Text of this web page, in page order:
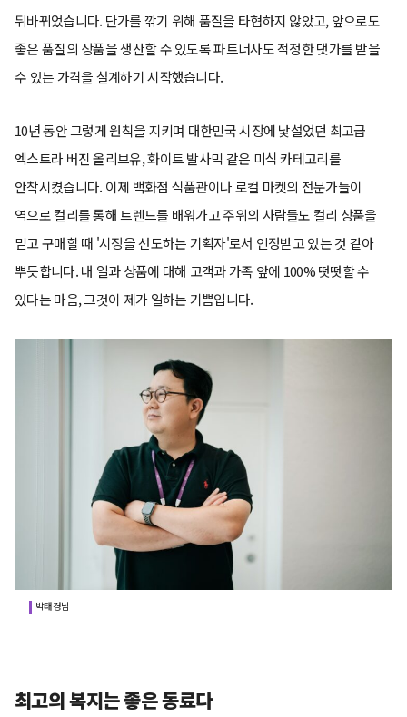
뒤바뀌었습니다. 단가를 깎기 위해 품질을 타협하지 않았고, 앞으로도
좋은 품질의 상품을 생산할 수 있도록 파트너사도 적정한 댓가를 받을
수 있는 가격을 설계하기 시작했습니다.
10년 동안 그렇게 원칙을 지키며 대한민국 시장에 낯설었던 최고급
엑스트라 버진 올리브유, 화이트 발사믹 같은 미식 카테고리를
안착시켰습니다. 이제 백화점 식품관이나 로컬 마켓의 전문가들이
역으로 컬리를 통해 트렌드를 배워가고 주위의 사람들도 컬리 상품을
믿고 구매할 때 '시장을 선도하는 기획자'로서 인정받고 있는 것 같아
뿌듯합니다. 내 일과 상품에 대해 고객과 가족 앞에 100% 떳떳할 수
있다는 마음, 그것이 제가 일하는 기쁨입니다.
박태경님
최고의 복지는 좋은 동료다